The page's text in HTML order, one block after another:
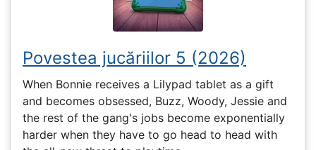
Povestea jucăriilor 5 (2026)
When Bonnie receives a Lilypad tablet as a gift
and becomes obsessed, Buzz, Woody, Jessie and
the rest of the gang's jobs become exponentially
harder when they have to go head to head with